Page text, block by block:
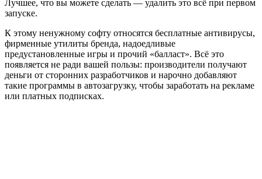
Лучшее, что вы можете сделать — удалить это всё при первом
запуске.
К этому ненужному софту относятся бесплатные антивирусы,
фирменные утилиты бренда, надоедливые
предустановленные игры и прочий «балласт». Всё это
появляется не ради вашей пользы: производители получают
деньги от сторонних разработчиков и нарочно добавляют
такие программы в автозагрузку, чтобы заработать на рекламе
или платных подписках.